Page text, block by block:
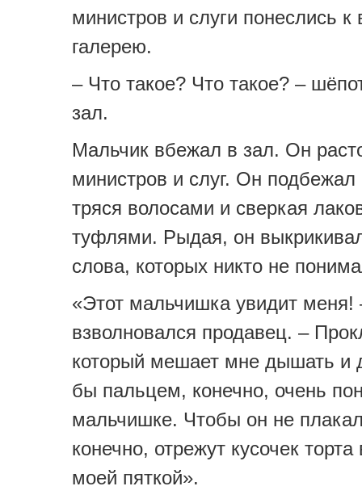
министров и слуги понеслись к
галерею.
– Что такое? Что такое? –
зал.
Мальчик вбежал в зал. Он
министров и слуг. Он подбежал
тряся волосами и сверкая
туфлями. Рыдая, он
слова, которых никто не
«Этот мальчишка увидит меня!
взволновался продавец. –
который мешает мне дышать и
бы пальцем, конечно, очень
мальчишке. Чтобы он не
конечно, отрежут кусочек
моей пяткой».